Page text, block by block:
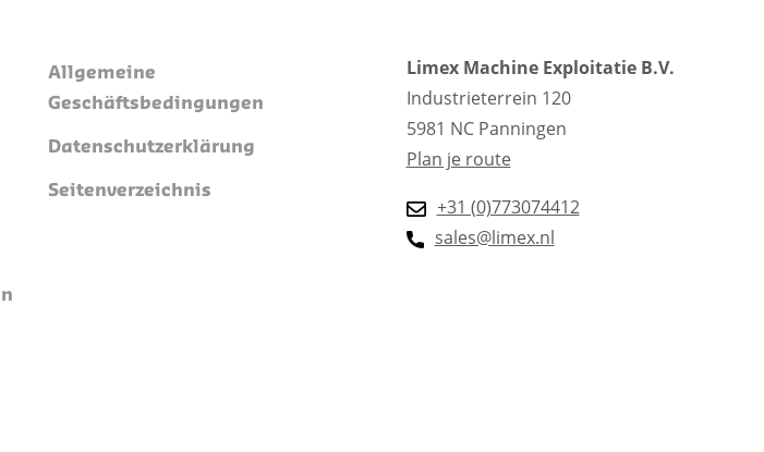
Allgemeine
Geschäftsbedingungen
Datenschutzerklärung
Seitenverzeichnis
Limex Machine Exploitatie B.V.
Industrieterrein 120
5981 NC Panningen
Plan je route
+31 (0)773074412
sales@limex.nl